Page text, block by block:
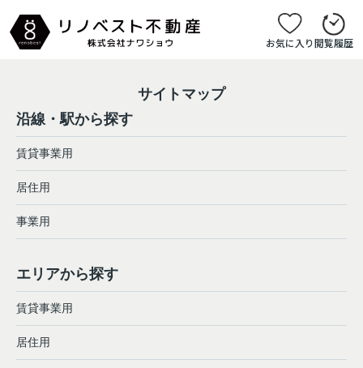
お気に入り閲覧履歴
サイトマップ
沿線・駅から探す
賃貸事業用
居住用
事業用
エリアから探す
賃貸事業用
居住用